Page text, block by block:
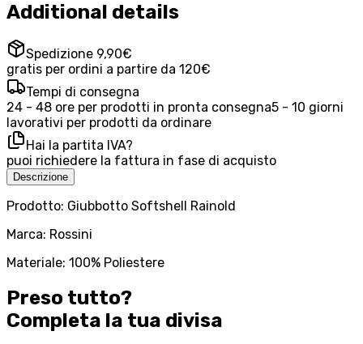
Additional details
Spedizione 9,90€
gratis per ordini a partire da 120€
Tempi di consegna
24 - 48 ore per prodotti in pronta consegna5 - 10 giorni
lavorativi per prodotti da ordinare
Hai la partita IVA?
puoi richiedere la fattura in fase di acquisto
Descrizione
Prodotto: Giubbotto Softshell Rainold
Marca: Rossini
Materiale: 100% Poliestere
Preso tutto?
Completa la tua divisa